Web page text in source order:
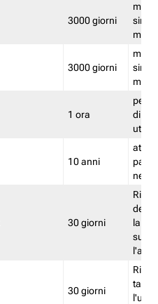
3000 giorni
3000 giorni
1 ora
di un
10 anni
attiva
30 giorni
la
30 giorni